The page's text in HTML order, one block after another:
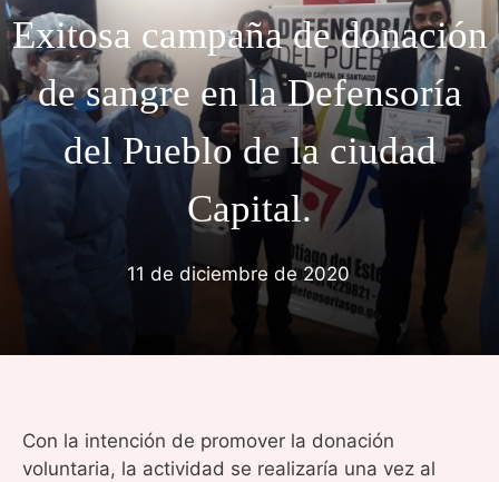
Exitosa campaña de donación
de sangre en la Defensoría
del Pueblo de la ciudad
Capital.
11 de diciembre de 2020
Con la intención de promover la donación
voluntaria, la actividad se realizaría una vez al